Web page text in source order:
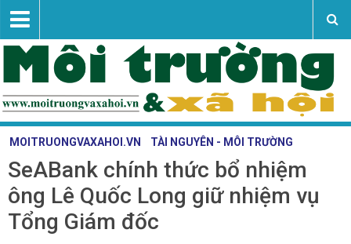
Vấn đề - sự kiện
Tài nguyên - môi trường
Nghiên cứu trao đổi
MOITRUONGVAXAHOI.VN TÀI NGUYÊN - MÔI TRƯỜNG
SeABank chính thức bổ nhiệm
ông Lê Quốc Long giữ nhiệm vụ
Tổng Giám đốc